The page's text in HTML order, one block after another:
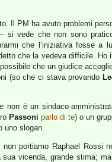
Il PM ha avuto problemi
si vede che non sono
che l’iniziativa fosse a
che la vedeva difficile.
che un giudice
(so che ci stava provando
non è un sindaco-
Passoni parlo di te) o un
uno slogan.
portiamo Raphael Rossi
vicenda, grande stima;